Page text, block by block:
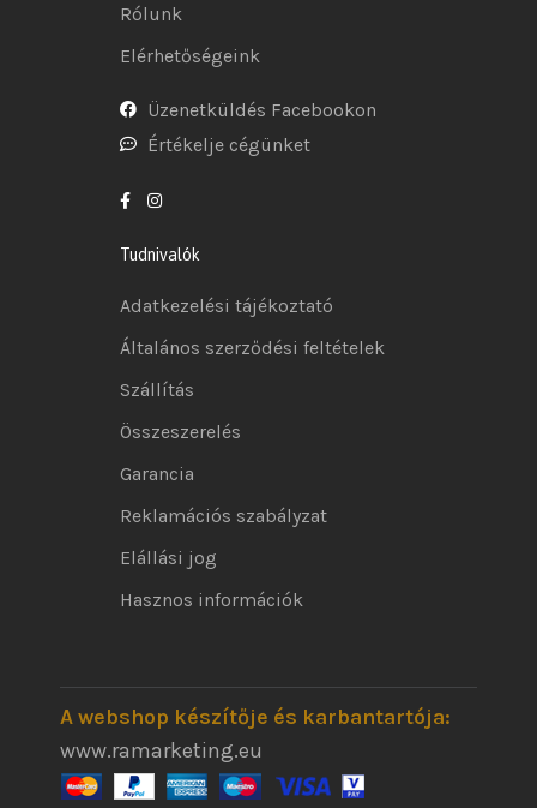
Rólunk
Elérhetőségeink
Üzenetküldés Facebookon
Értékelje cégünket
Tudnivalók
Adatkezelési tájékoztató
Általános szerződési feltételek
Szállítás
Összeszerelés
Garancia
Reklamációs szabályzat
Elállási jog
Hasznos információk
A webshop készítője és karbantartója:
www.ramarketing.eu